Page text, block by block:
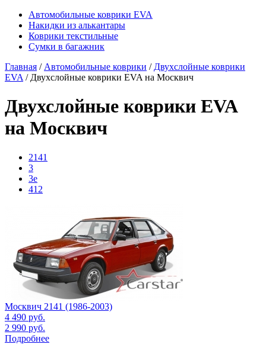
Автомобильные коврики EVA
Накидки из алькантары
Коврики текстильные
Сумки в багажник
Главная / Автомобильные коврики / Двухслойные коврики
EVA / Двухслойные коврики EVA на Москвич
Двухслойные коврики EVA
на Москвич
2141
3
3e
412
Москвич 2141 (1986-2003)
4 490 руб.
2 990 руб.
Подробнее